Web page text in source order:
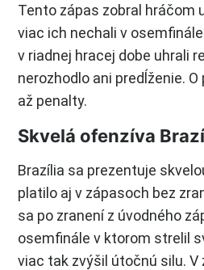
Tento zápas zobral hráčom
viac ich nechali v
v riadnej hracej dobe uhrali
nerozhodlo ani predĺženie.
až penalty.
Skvelá ofenzíva
Brazília sa prezentuje
platilo aj v zápasoch bez
sa po zranení z úvodného
osemfinále v ktorom strelil
viac tak zvýšil útočnú silu. V